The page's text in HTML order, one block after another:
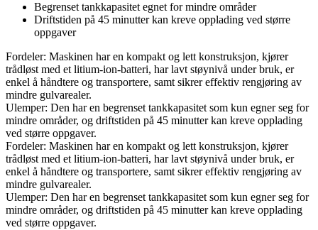
Begrenset tankkapasitet egnet for mindre områder
Driftstiden på 45 minutter kan kreve opplading ved større
oppgaver
Fordeler: Maskinen har en kompakt og lett konstruksjon, kjører
trådløst med et litium-ion-batteri, har lavt støynivå under bruk, er
enkel å håndtere og transportere, samt sikrer effektiv rengjøring av
mindre gulvarealer.
Ulemper: Den har en begrenset tankkapasitet som kun egner seg for
mindre områder, og driftstiden på 45 minutter kan kreve opplading
ved større oppgaver.
Fordeler: Maskinen har en kompakt og lett konstruksjon, kjører
trådløst med et litium-ion-batteri, har lavt støynivå under bruk, er
enkel å håndtere og transportere, samt sikrer effektiv rengjøring av
mindre gulvarealer.
Ulemper: Den har en begrenset tankkapasitet som kun egner seg for
mindre områder, og driftstiden på 45 minutter kan kreve opplading
ved større oppgaver.